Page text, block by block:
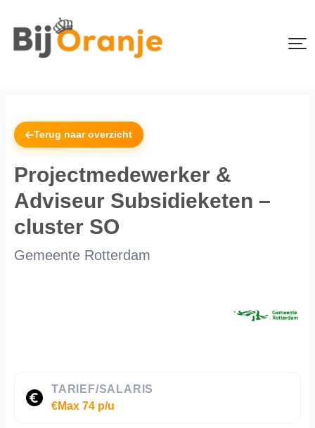
Terug naar overzicht
Projectmedewerker &
Adviseur Subsidieketen –
cluster SO
Gemeente Rotterdam
TARIEF/SALARIS
€Max 74 p/u